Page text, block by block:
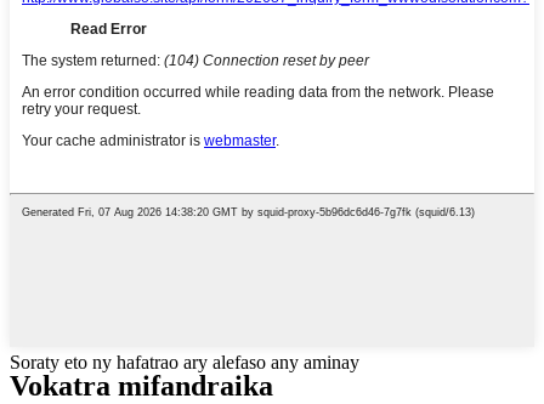
Soraty eto ny hafatrao ary alefaso any aminay
Vokatra mifandraika